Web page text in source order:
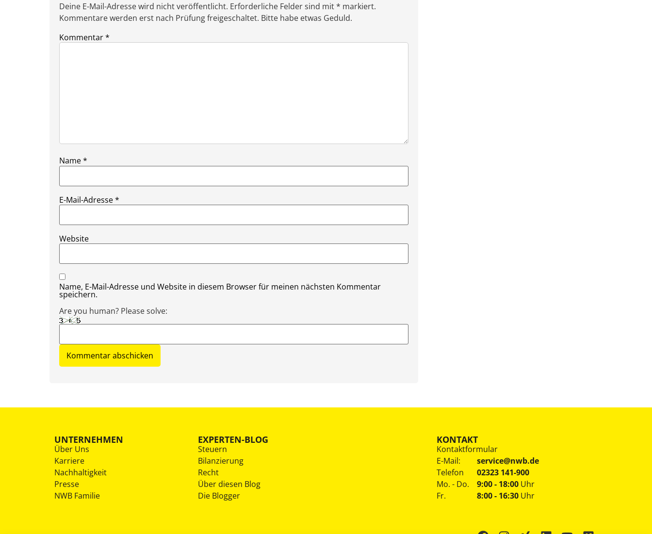
Deine E-Mail-Adresse wird nicht veröffentlicht. Erforderliche Felder sind mit * markiert.
Kommentare werden erst nach Prüfung freigeschaltet. Bitte habe etwas Geduld.
Kommentar*
Name*
E-Mail-Adresse*
Website
Name, E-Mail-Adresse und Website in diesem Browser für meinen nächsten Kommentar
speichern.
Are you human? Please solve:
UNTERNEHMEN
Über Uns
Karriere
Nachhaltigkeit
Presse
NWB Familie
EXPERTEN-BLOG
Steuern
Bilanzierung
Recht
Über diesen Blog
Die Blogger
KONTAKT
Kontaktformular
E-Mail:
service@nwb.de
Telefon
02323 141-900
Mo. - Do.
Fr.
9:00 - 18:00 Uhr
8:00 - 16:30 Uhr